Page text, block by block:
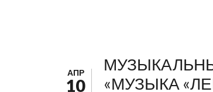
АПР
10
«МУЗЫКА